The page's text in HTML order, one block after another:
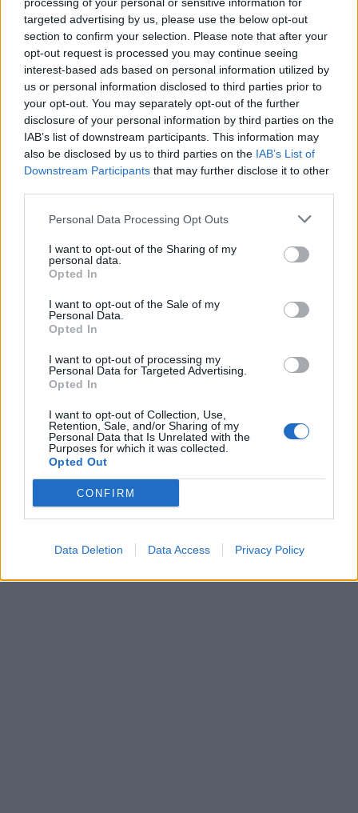
targeted advertising by us, please use the below opt-out
section to confirm your selection. Please note that after your
opt-out request is processed you may continue seeing
interest-based ads based on personal information utilized by
us or personal information disclosed to third parties prior to
your opt-out. You may separately opt-out of the further
disclosure of your personal information by third parties on the
IAB’s list of downstream participants. This information may
also be disclosed by us to third parties on the IAB’s List of
Downstream Participants that may further disclose it to other
Personal Data Processing Opt Outs
I want to opt-out of the Sharing of my
personal data.
Opted In
I want to opt-out of the Sale of my
Personal Data.
Opted In
I want to opt-out of processing my
Personal Data for Targeted Advertising.
Opted In
I want to opt-out of Collection, Use,
Retention, Sale, and/or Sharing of my
Personal Data that Is Unrelated with the
Purposes for which it was collected.
Opted Out
CONFIRM
Data Deletion Data Access Privacy Policy
Manuel López
SEM
Exámenes de Skillshop - Academy for Ads
Siguenos en las redes sociales!
gestionar campañas deGoogle Ads
Copyright © masterseosem.com All Rights Reserved -